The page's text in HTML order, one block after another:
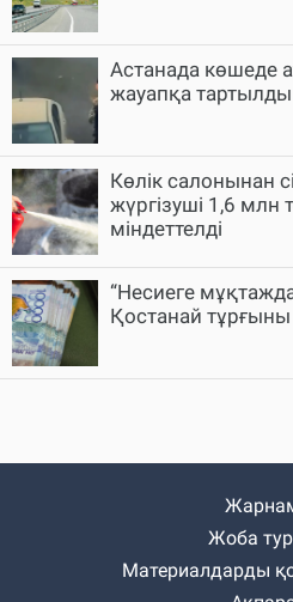
Астанада көшеде
жауапқа тартылды
Көлік салонынан
жүргізуші 1,6 млн
міндеттелді
“Несиеге
Қостанай
Жоба
Материалдарды